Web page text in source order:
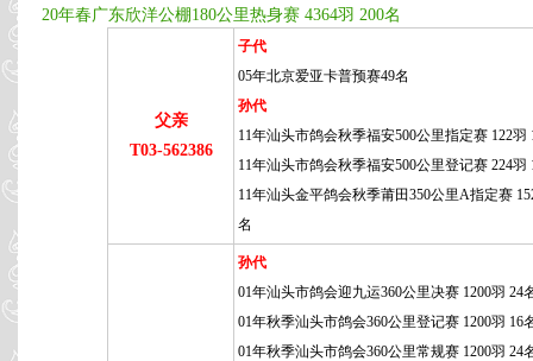
20年春广东欣洋公棚180公里热身赛 4364羽 200名
父亲
T03-562386
子代
05年北京爱亚卡普预赛49名
孙代
11年汕头市鸽会秋季福安500公里指定赛 122羽
11年汕头市鸽会秋季福安500公里登记赛 224羽
11年汕头金平鸽会秋季莆田350公里A指定赛
名
孙代
01年汕头市鸽会迎九运360公里决赛 1200羽 24
01年秋季汕头市鸽会360公里登记赛 1200羽 16
01年秋季汕头市鸽会360公里常规赛 1200羽 24